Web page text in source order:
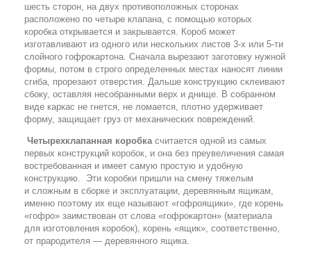
шесть сторон, на двух противоположных сторонах
расположено по четыре клапана, с помощью которых
коробка открывается и закрывается. Короб может
изготавливают из одного или нескольких листов 3-х или 5-ти
слойного гофрокартона. Сначала вырезают заготовку нужной
формы, потом в строго определенных местах наносят линии
сгиба, прорезают отверстия. Дальше конструкцию склеивают
сбоку, оставляя несобранными верх и днище. В собранном
виде каркас не гнется, не ломается, плотно удерживает
форму, защищает груз от механических повреждений.
Четырехклапанная коробкасчитается одной из самых
первых конструкций коробок, и она без преувеличения самая
востребованная и имеет самую простую и удобную
конструкцию. Эти коробки пришли на смену тяжелым
и сложным в сборке и эксплуатации, деревянным ящикам,
именно поэтому их еще называют «гофроящики», где корень
«гофро» заимствован от слова «гофрокартон» (материала
для изготовления коробок), корень «ящик», соответственно,
от прародителя — деревянного ящика.